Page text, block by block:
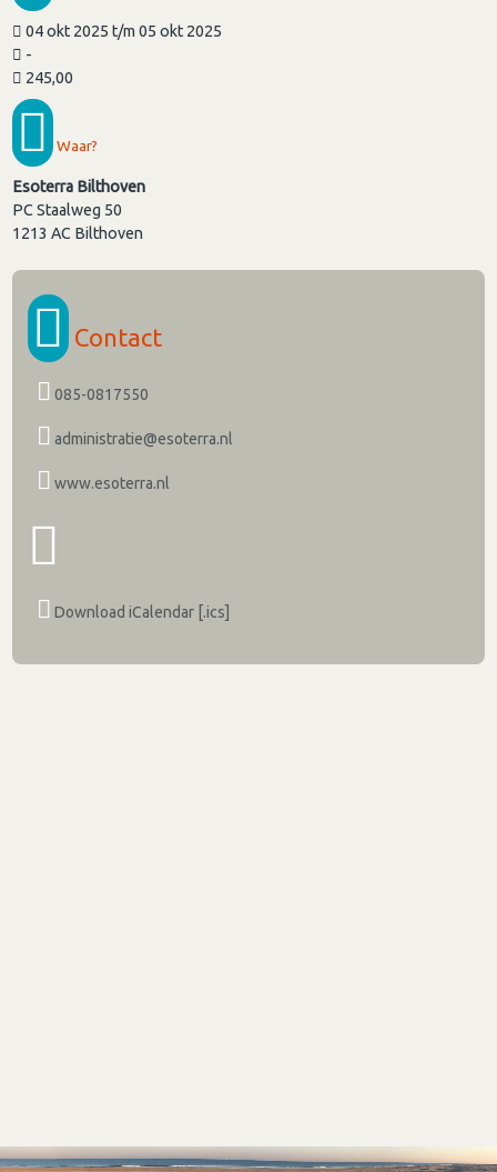
04 okt 2025 t/m 05 okt 2025
-
245,00
Waar?
Esoterra Bilthoven
PC Staalweg 50
1213 AC Bilthoven
Contact
085-0817550
administratie@esoterra.nl
www.esoterra.nl
Download iCalendar [.ics]